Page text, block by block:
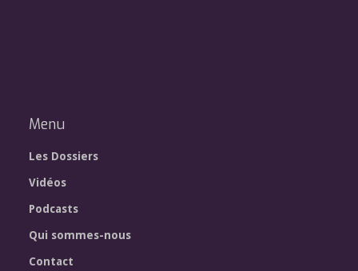
Menu
Les Dossiers
Vidéos
Podcasts
Qui sommes-nous
Contact